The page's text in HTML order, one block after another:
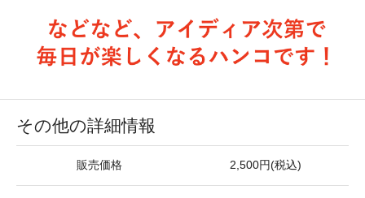
その他の詳細情報
販売価格 2,500円(税込)